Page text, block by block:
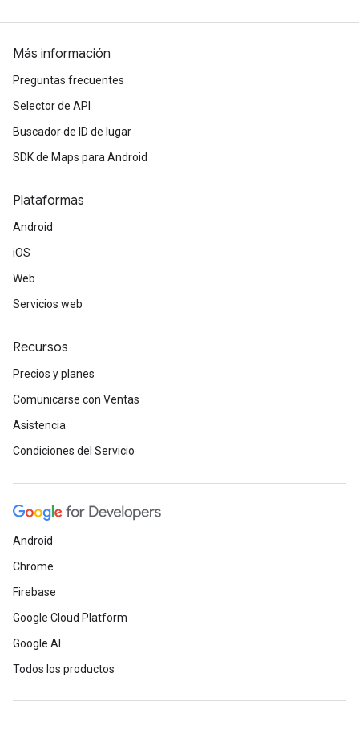
Más información
Preguntas frecuentes
Selector de API
Buscador de ID de lugar
SDK de Maps para Android
Plataformas
Android
iOS
Web
Servicios web
Recursos
Precios y planes
Comunicarse con Ventas
Asistencia
Condiciones del Servicio
Android
Chrome
Firebase
Google Cloud Platform
Google AI
Todos los productos